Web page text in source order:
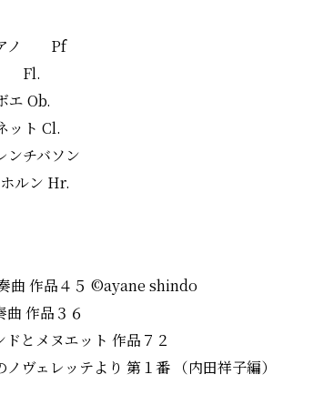
アノ Pf
Fl.
エ Ob.
ット Cl.
ンチバソン
ルン Hr.
曲 作品４５ ©ayane shindo
作品３６
とメヌエット 作品７２
ヴェレッテより 第１番 （内田祥子編）